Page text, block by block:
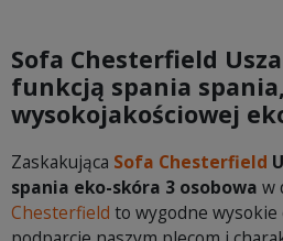
Sofa Chesterfield
funkcją spania
wysokojakościowej
Zaskakująca Sofa Chesterfield
spania eko-skóra 3 osobowa w
Chesterfield to wygodne wysokie